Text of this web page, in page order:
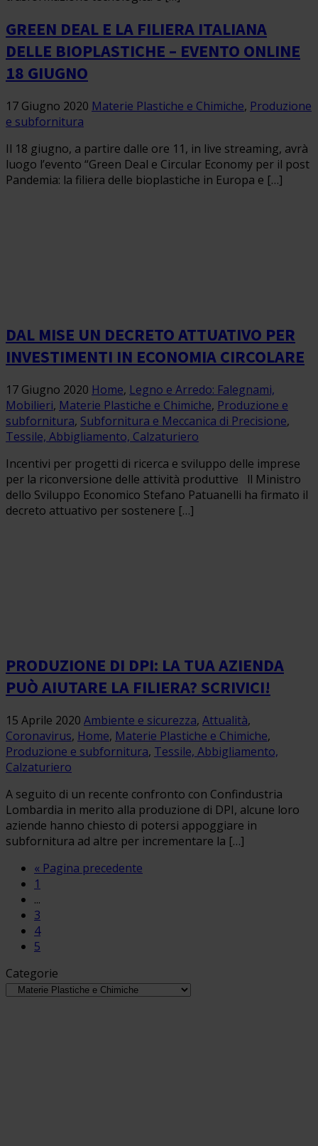
GREEN DEAL E LA FILIERA ITALIANA
DELLE BIOPLASTICHE – EVENTO ONLINE
18 GIUGNO
17 Giugno 2020 Materie Plastiche e Chimiche, Produzione
e subfornitura
Il 18 giugno, a partire dalle ore 11, in live streaming, avrà
luogo l’evento “Green Deal e Circular Economy per il post
Pandemia: la filiera delle bioplastiche in Europa e […]
DAL MISE UN DECRETO ATTUATIVO PER
INVESTIMENTI IN ECONOMIA CIRCOLARE
17 Giugno 2020 Home, Legno e Arredo: Falegnami,
Mobilieri, Materie Plastiche e Chimiche, Produzione e
subfornitura, Subfornitura e Meccanica di Precisione,
Tessile, Abbigliamento, Calzaturiero
Incentivi per progetti di ricerca e sviluppo delle imprese
per la riconversione delle attività produttive ll Ministro
dello Sviluppo Economico Stefano Patuanelli ha firmato il
decreto attuativo per sostenere […]
PRODUZIONE DI DPI: LA TUA AZIENDA
PUÒ AIUTARE LA FILIERA? SCRIVICI!
15 Aprile 2020 Ambiente e sicurezza, Attualità,
Coronavirus, Home, Materie Plastiche e Chimiche,
Produzione e subfornitura, Tessile, Abbigliamento,
Calzaturiero
A seguito di un recente confronto con Confindustria
Lombardia in merito alla produzione di DPI, alcune loro
aziende hanno chiesto di potersi appoggiare in
subfornitura ad altre per incrementare la […]
« Pagina precedente
1
...
3
4
5
Categorie